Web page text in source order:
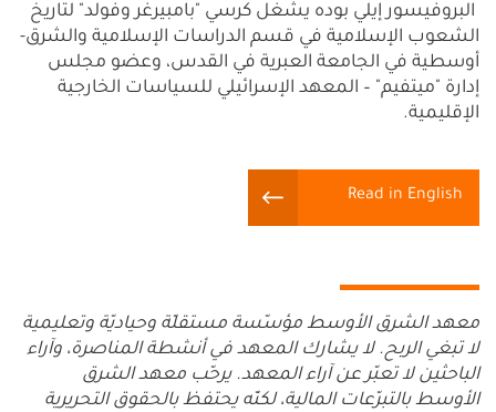
البروفيسور إيلي بوده يشغل كرسي "بامبيرغر وفولد" لتاريخ
الشعوب الإسلامية في قسم الدراسات الإسلامية والشرق-
أوسطية في الجامعة العبرية في القدس، وعضو مجلس
إدارة "ميتفيم" – المعهد الإسرائيلي للسياسات الخارجية
الإقليمية.
Read in English
معهد الشرق الأوسط مؤسّسة مستقلّة وحياديّة وتعليمية
لا تبغي الربح. لا يشارك المعهد في أنشطة المناصرة، وآراء
الباحثين لا تعبّر عن آراء المعهد. يرحّب معهد الشرق
الأوسط بالتبرّعات المالية، لكنّه يحتفظ بالحقوق التحريرية